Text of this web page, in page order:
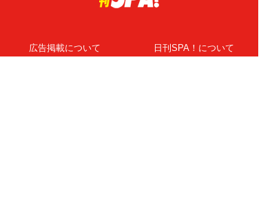
広告掲載について 日刊SPA！について